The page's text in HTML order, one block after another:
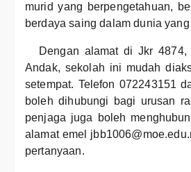
murid yang berpengetahuan,
berdaya saing dalam dunia
Dengan alamat di Jkr 4874,
Andak, sekolah ini mudah
setempat. Telefon 072243151
boleh dihubungi bagi urusan
penjaga juga boleh
alamat emel
pertanyaan.